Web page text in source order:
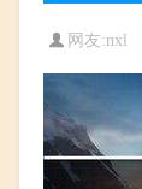
网友:nxl